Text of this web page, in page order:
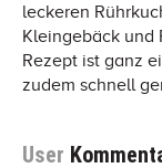
leckeren
Kleingebäck und
Rezept ist ganz
zudem schnell
User